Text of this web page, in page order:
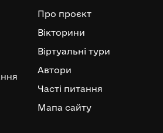
Про проєкт
Вікторини
Віртуальні тури
Автори
Часті питання
Мапа сайту